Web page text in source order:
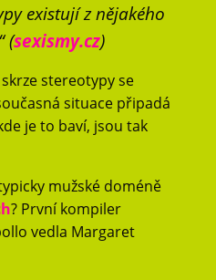
existují z nějakého
(sexismy.cz)
stereotypy se
situace připadá
je to baví, jsou tak
mužské doméně
? První kompiler
vedla Margaret